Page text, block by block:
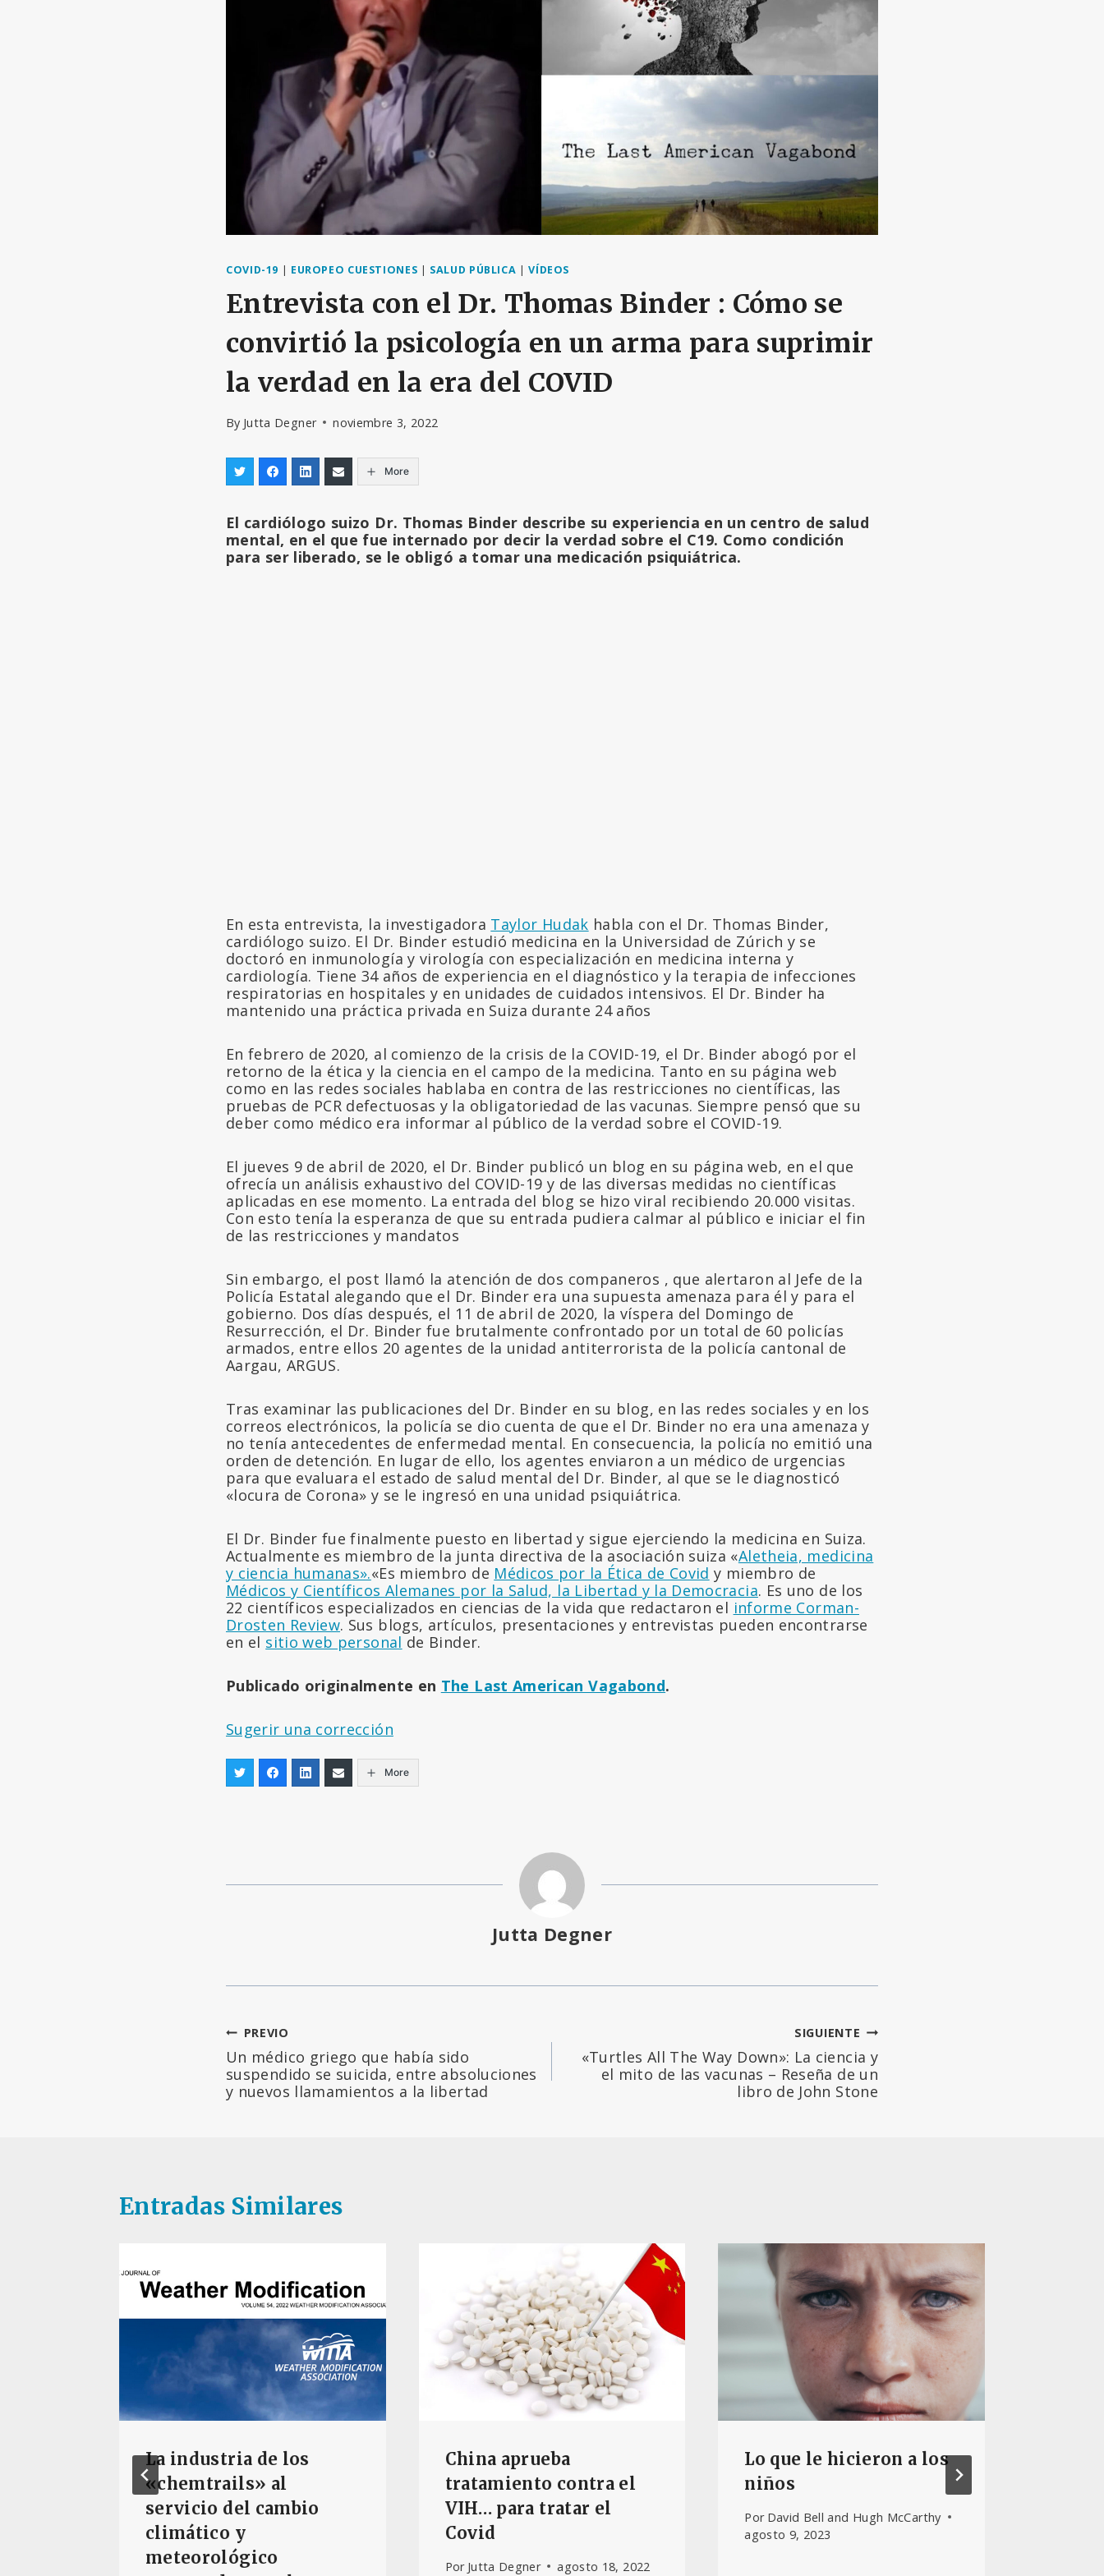
COVID-19 | EUROPEO CUESTIONES | SALUD PÚBLICA |VÍDEOS
Entrevista con el Dr. Thomas Binder : Cómo se
convirtió la psicología en un arma para suprimir
la verdad en la era del COVID
By Jutta Degner noviembre 3, 2022
More
El cardiólogo suizo Dr. Thomas Binder describe su experiencia en un centro de salud
mental, en el que fue internado por decir la verdad sobre el C19. Como condición
para ser liberado, se le obligó a tomar una medicación psiquiátrica.
En esta entrevista, la investigadora Taylor Hudak habla con el Dr. Thomas Binder,
cardiólogo suizo. El Dr. Binder estudió medicina en la Universidad de Zúrich y se
doctoró en inmunología y virología con especialización en medicina interna y
cardiología. Tiene 34 años de experiencia en el diagnóstico y la terapia de infecciones
respiratorias en hospitales y en unidades de cuidados intensivos. El Dr. Binder ha
mantenido una práctica privada en Suiza durante 24 años
En febrero de 2020, al comienzo de la crisis de la COVID-19, el Dr. Binder abogó por el
retorno de la ética y la ciencia en el campo de la medicina. Tanto en su página web
como en las redes sociales hablaba en contra de las restricciones no científicas, las
pruebas de PCR defectuosas y la obligatoriedad de las vacunas. Siempre pensó que su
deber como médico era informar al público de la verdad sobre el COVID-19.
El jueves 9 de abril de 2020, el Dr. Binder publicó un blog en su página web, en el que
ofrecía un análisis exhaustivo del COVID-19 y de las diversas medidas no científicas
aplicadas en ese momento. La entrada del blog se hizo viral recibiendo 20.000 visitas.
Con esto tenía la esperanza de que su entrada pudiera calmar al público e iniciar el fin
de las restricciones y mandatos
Sin embargo, el post llamó la atención de dos companeros , que alertaron al Jefe de la
Policía Estatal alegando que el Dr. Binder era una supuesta amenaza para él y para el
gobierno. Dos días después, el 11 de abril de 2020, la víspera del Domingo de
Resurrección, el Dr. Binder fue brutalmente confrontado por un total de 60 policías
armados, entre ellos 20 agentes de la unidad antiterrorista de la policía cantonal de
Aargau, ARGUS.
Tras examinar las publicaciones del Dr. Binder en su blog, en las redes sociales y en los
correos electrónicos, la policía se dio cuenta de que el Dr. Binder no era una amenaza y
no tenía antecedentes de enfermedad mental. En consecuencia, la policía no emitió una
orden de detención. En lugar de ello, los agentes enviaron a un médico de urgencias
para que evaluara el estado de salud mental del Dr. Binder, al que se le diagnosticó
«locura de Corona» y se le ingresó en una unidad psiquiátrica.
El Dr. Binder fue finalmente puesto en libertad y sigue ejerciendo la medicina en Suiza.
Actualmente es miembro de la junta directiva de la asociación suiza «Aletheia, medicina
y ciencia humanas».«Es miembro de Médicos por la Ética de Covid y miembro de
Médicos y Científicos Alemanes por la Salud, la Libertad y la Democracia. Es uno de los
22 científicos especializados en ciencias de la vida que redactaron el informe Corman-
Drosten Review. Sus blogs, artículos, presentaciones y entrevistas pueden encontrarse
en el sitio web personal de Binder.
Publicado originalmente en The Last American Vagabond.
Sugerir una corrección
More
Jutta Degner
Navegación
de
entradas
PREVIO
Un médico griego que había sido
suspendido se suicida, entre absoluciones
y nuevos llamamientos a la libertad
SIGUIENTE
«Turtles All The Way Down»: La ciencia y
el mito de las vacunas – Reseña de un
libro de John Stone
Entradas Similares
La industria de los
«chemtrails» al
servicio del cambio
climático y
meteorológico
China aprueba
tratamiento contra el
VIH… para tratar el
Covid
Por Jutta Degner agosto 18, 2022
Lo que le hicieron a los
niños
Por David Bell and Hugh McCarthy
agosto 9, 2023